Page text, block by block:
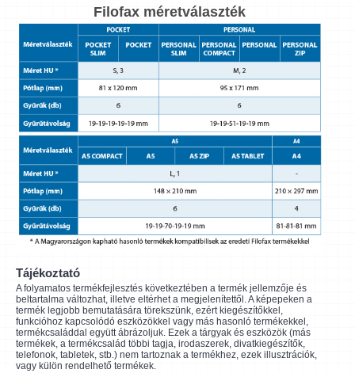
Filofax méretválaszték
Tájékoztató
A folyamatos termékfejlesztés következtében a termék jellemzője és
beltartalma változhat, illetve eltérhet a megjelenítettől. A képepeken a
termék legjobb bemutatására törekszünk, ezért kiegészítőkkel,
funkcióhoz kapcsolódó eszközökkel vagy más hasonló termékekkel,
termékcsaláddal együtt ábrázoljuk. Ezek a tárgyak és eszközök (más
termékek, a termékcsalád többi tagja, irodaszerek, divatkiegészítők,
telefonok, tabletek, stb.) nem tartoznak a termékhez, ezek illusztrációk,
vagy külön rendelhető termékek.